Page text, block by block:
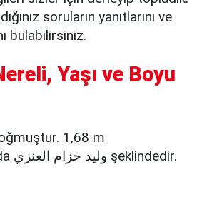
soruların yanıtlarını ve
bulabilirsiniz.
Yaşı ve Boyu
1,68 m
boyundadır. Suudi Arabistan uyrukludur.Gerçek adı da وليد حزام العنزي şeklindedir.